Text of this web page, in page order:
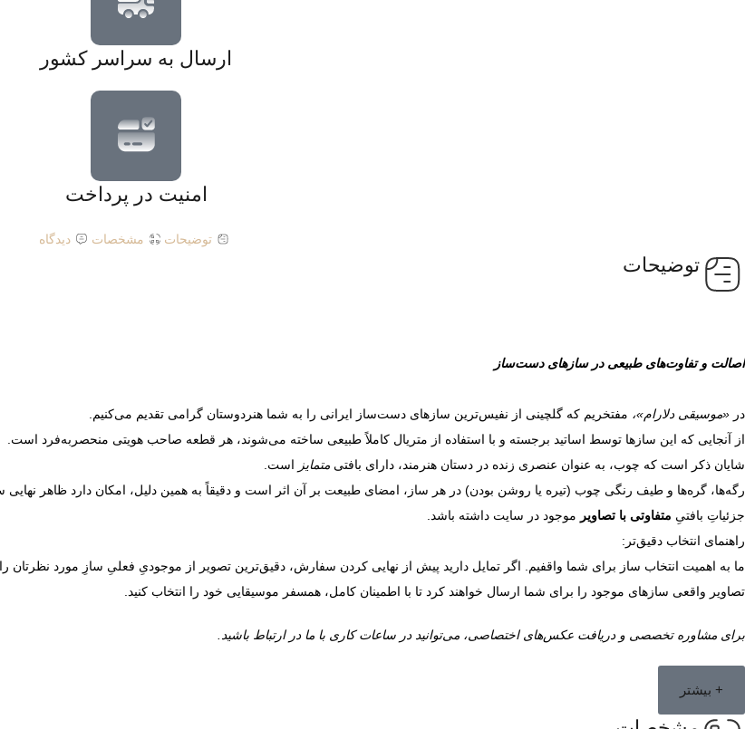
ارسال به سراسر کشور
امنیت در پرداخت
توضیحات مشخصات دیدگاه
توضیحات
اصالت و تفاوت‌های طبیعی در سازهای دست‌ساز
در «موسیقی دلارام»، مفتخریم که گلچینی از نفیس‌ترین سازهای دست‌ساز ایرانی را به شما هنردوستان گرامی تقدیم می‌کنیم.
از آنجایی که این سازها توسط اساتید برجسته و با استفاده از متریال کاملاً طبیعی ساخته می‌شوند، هر قطعه صاحب هویتی منحصر‌به‌فرد است.
شایان ذکر است که چوب، به عنوان عنصری زنده در دستان هنرمند، دارای بافتی متمایز
است.
رگه‌ها، گره‌ها و طیف رنگی چوب (تیره یا روشن بودن) در هر ساز، امضای طبیعت بر آن اثر است و دقیقاً به همین دلیل، امکان دارد ظاهر نهایی
جزئیاتِ بافتیِ متفاوتی با تصاویر موجود در سایت داشته باشد.
راهنمای انتخاب دقیق‌تر:
ما به اهمیت انتخاب ساز برای شما واقفیم. اگر تمایل دارید پیش از نهایی کردن سفارش، دقیق‌ترین تصویر از موجودیِ فعلیِ سازِ مورد نظرتان
تصاویر واقعی سازهای موجود را برای شما ارسال خواهند کرد تا با اطمینان کامل، همسفر موسیقایی خود را انتخاب کنید.
برای مشاوره تخصصی و دریافت عکس‌های اختصاصی، می‌توانید در ساعات کاری با ما در ارتباط باشید.
+ بیشتر